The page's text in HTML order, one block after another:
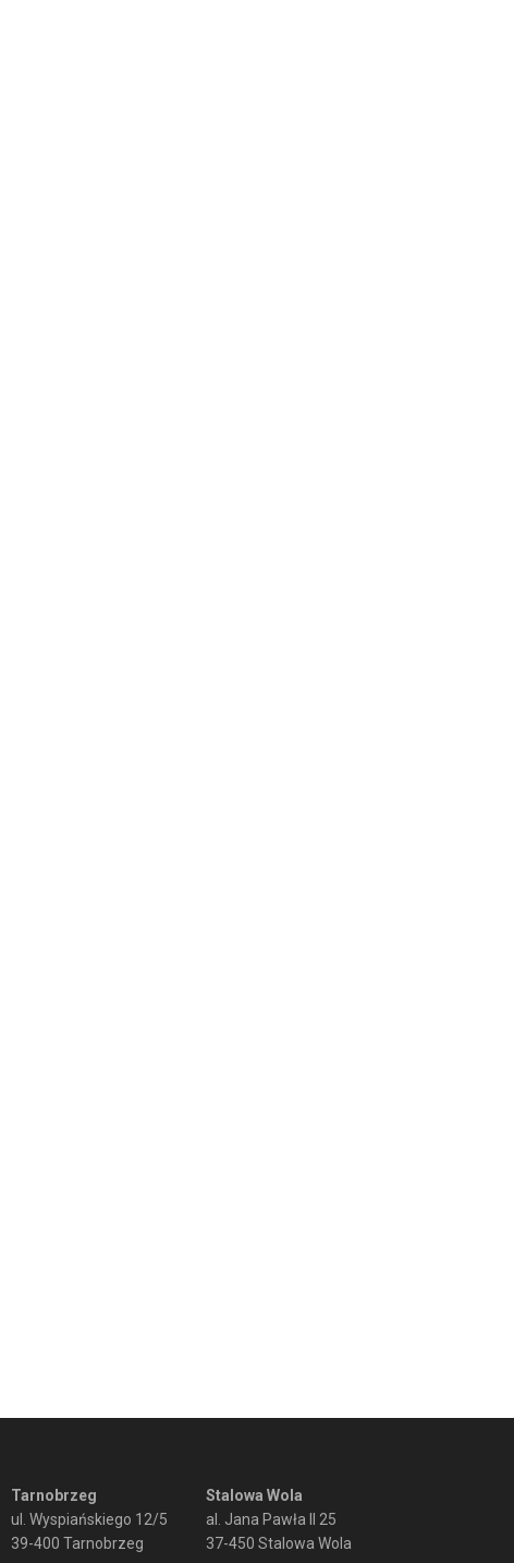
Tarnobrzeg
ul. Wyspiańskiego 12/5
39-400 Tarnobrzeg
Stalowa Wola
al. Jana Pawła II 25
37-450 Stalowa Wola